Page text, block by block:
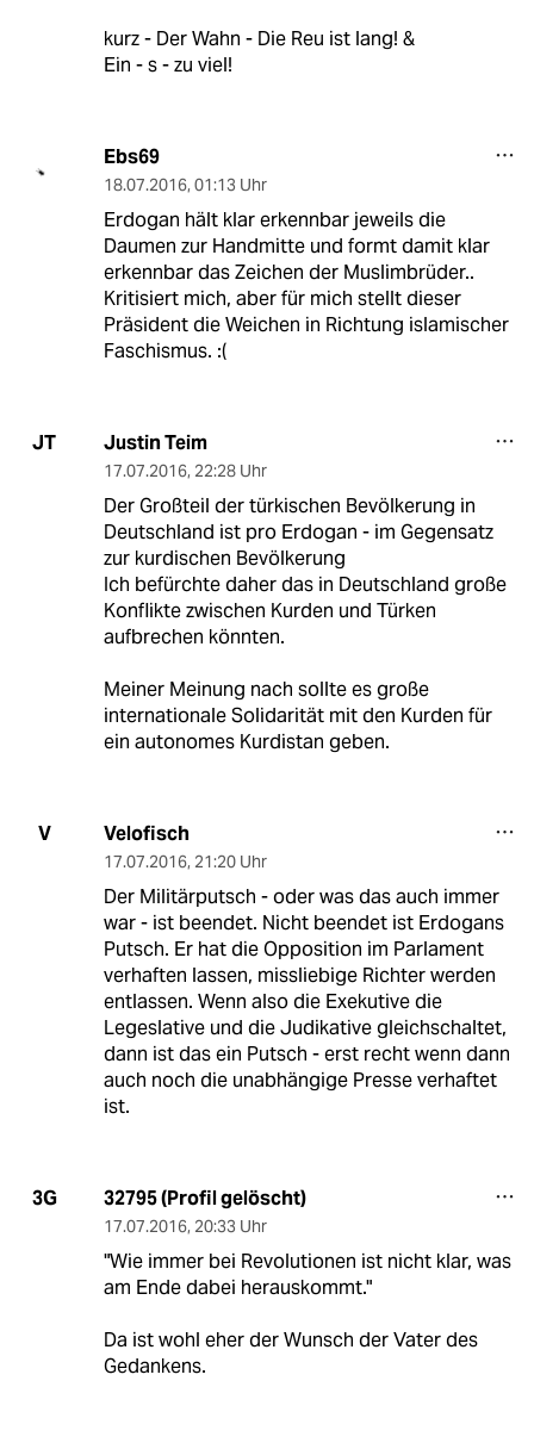
kurz - Der Wahn - Die Reu ist lang! &
Ein - s - zu viel!
Ebs69
18.07.2016, 01:13 Uhr
Erdogan hält klar erkennbar jeweils die
Daumen zur Handmitte und formt damit klar
erkennbar das Zeichen der Muslimbrüder..
Kritisiert mich, aber für mich stellt dieser
Präsident die Weichen in Richtung islamischer
Faschismus. :(
JT Justin Teim
17.07.2016, 22:28 Uhr
Der Großteil der türkischen Bevölkerung in
Deutschland ist pro Erdogan - im Gegensatz
zur kurdischen Bevölkerung
Ich befürchte daher das in Deutschland große
Konflikte zwischen Kurden und Türken
aufbrechen könnten.
Meiner Meinung nach sollte es große
internationale Solidarität mit den Kurden für
ein autonomes Kurdistan geben.
V Velofisch
17.07.2016, 21:20 Uhr
Der Militärputsch - oder was das auch immer
war - ist beendet. Nicht beendet ist Erdogans
Putsch. Er hat die Opposition im Parlament
verhaften lassen, missliebige Richter werden
entlassen. Wenn also die Exekutive die
Legeslative und die Judikative gleichschaltet,
dann ist das ein Putsch - erst recht wenn dann
auch noch die unabhängige Presse verhaftet
ist.
3G 32795 (Profil gelöscht)
17.07.2016, 20:33 Uhr
"Wie immer bei Revolutionen ist nicht klar, was
am Ende dabei herauskommt."
Da ist wohl eher der Wunsch der Vater des
Gedankens.